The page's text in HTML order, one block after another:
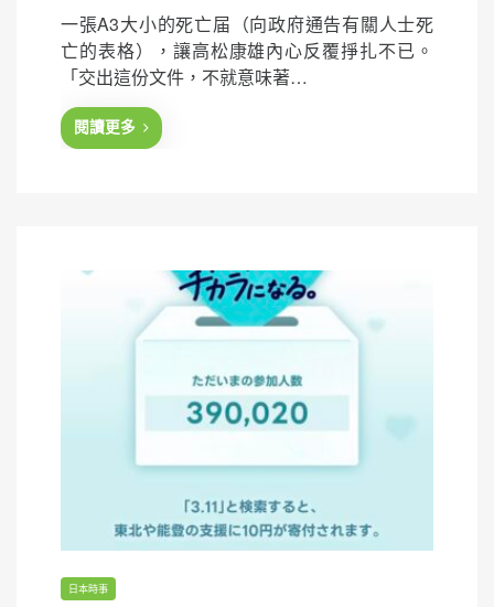
s
e
d
一張A3大小的死亡届（向政府通告有關人士死
亡的表格），讓高松康雄內心反覆掙扎不已。
「交出這份文件，不就意味著…
閱讀更多
日本時事